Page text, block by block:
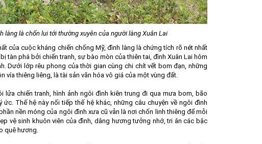
là chốn lui tới thường xuyên của người làng Xuân Lai
của cuộc kháng chiến chống Mỹ, đình làng là chứng tích rõ nét nhất
tàn phá bởi chiến tranh, sự bào mòn của thiên tai, đình Xuân Lai hôm
Dưới lớp rêu phong của thời gian cùng chi chít vết bom đạn, những
vía thiêng liêng, là tài sản văn hóa vô giá của một vùng đất.
chiến tranh, hình ảnh ngôi đình kiên trung đi qua mưa bom, bão
Thế hệ này nối tiếp thế hệ khác, những câu chuyện về ngôi đình
nền móng của ngôi đình xưa cũ vẫn là nơi chốn linh thiêng để mỗi
vệ sinh khuôn viên của đình, dâng hương tưởng nhớ, tri ân các bậc
quê hương.